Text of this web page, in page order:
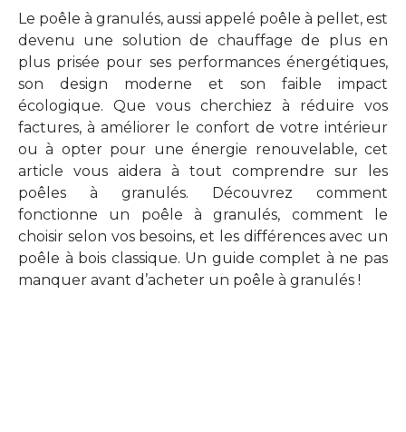
Le poêle à granulés, aussi appelé poêle à pellet, est
devenu une solution de chauffage de plus en
plus prisée pour ses performances énergétiques,
son design moderne et son faible impact
écologique. Que vous cherchiez à réduire vos
factures, à améliorer le confort de votre intérieur
ou à opter pour une énergie renouvelable, cet
article vous aidera à tout comprendre sur les
poêles à granulés. Découvrez comment
fonctionne un poêle à granulés, comment le
choisir selon vos besoins, et les différences avec un
poêle à bois classique. Un guide complet à ne pas
manquer avant d’acheter un poêle à granulés !